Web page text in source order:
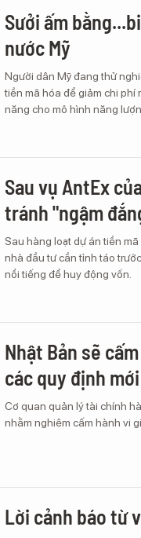
Sưởi ấm
nước Mỹ
Người dân Mỹ đang thử
tiền mã hóa để giảm chi phí
năng cho mô hình năng
Sau vụ AntEx
tránh "ngậm
Sau hàng loạt dự án tiền
nhà đầu tư cần tỉnh táo
nổi tiếng để huy động vốn.
Nhật Bản sẽ
các quy định mới
Cơ quan quản lý tài chính
nhằm nghiêm cấm hành vi
Lời cảnh báo từ